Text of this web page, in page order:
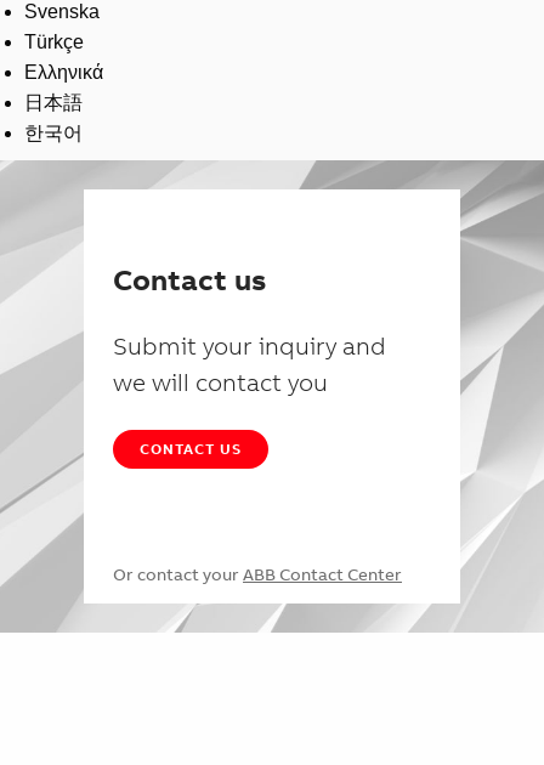
Svenska
Türkçe
Ελληνικά
日本語
한국어
Contact us
Submit your inquiry and
we will contact you
CONTACT US
Or contact your ABB Contact Center